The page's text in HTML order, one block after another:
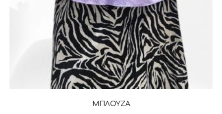
ΜΠΛΟΥΖΑ